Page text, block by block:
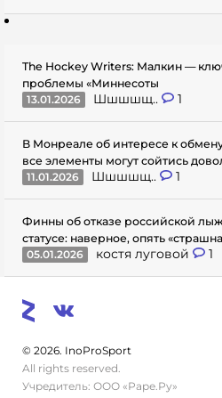
The Hockey Writers: Малкин —
проблемы «Миннесоты
13.01.2026
Шшшшщ.. 1
В Монреале об интересе к
все элементы могут сойтись
11.01.2026
Шшшшщ.. 1
Финны об отказе российской
статусе: наверное, опять
05.01.2026
костя луговой 1
© 2026. InoProSport
All rights reserved.
Учредитель: ООО «Раре.Ру»